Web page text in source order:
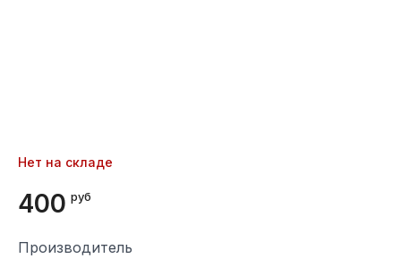
Нет на складе
400 руб
Производитель